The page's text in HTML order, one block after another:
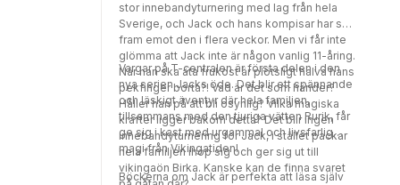
stor innebandyturnering med lag från hela
Sverige, och Jack och hans kompisar har sett
fram emot den i flera veckor. Men vi får inte
glömma att Jack inte är någon vanlig 11-åring.
När han ska äta frukost är plötsligt halva hans
pekfinger borta?! Vad är det som händer?
Håller han på att bli osynlig? Vilka magiska
krafter ligger bakom detta? Det blir ingen
innebandyturnering för Jack, i stället packar
hela familjen ihop sig och ger sig ut till
vikingaön Birka. Kanske kan de finna svaret
Vargar på T-centralen är första delen i den
nya serien Jacks öde. Det blir ett spännande
och läskigt äventyr där hela familjen,
tillsammans med den tjuriga vätten Rurik, får
ge sig i kast med urgammal och livsfarlig
magi från Vikingatiden!
Böckerna om Jack är perfekta att läsa själv